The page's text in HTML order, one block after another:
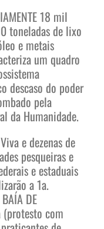
18 mil
toneladas de lixo
e metais
um quadro
descaso do poder
pela
da Humanidade.
e dezenas de
pesqueiras e
e estaduais
a 1a.
DE
(protesto com